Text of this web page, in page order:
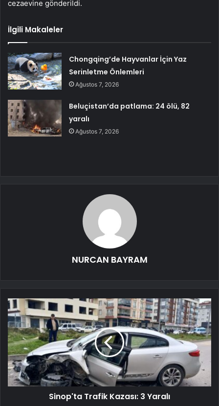
cezaevine gönderildi.
İlgili Makaleler
Chongqing’de Hayvanlar İçin Yaz
Serinletme Önlemleri
Ağustos 7, 2026
Beluçistan’da patlama: 24 ölü, 82
yaralı
Ağustos 7, 2026
NURCAN BAYRAM
Sinop'ta Trafik Kazası: 3 Yaralı